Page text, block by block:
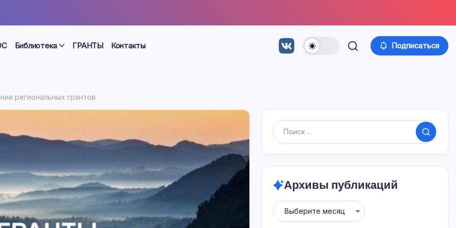
Библиотека ГРАНТЫ Контакты Подписаться
региональных грантов
Поиск
Архивы публикаций
Архивы
публикаций